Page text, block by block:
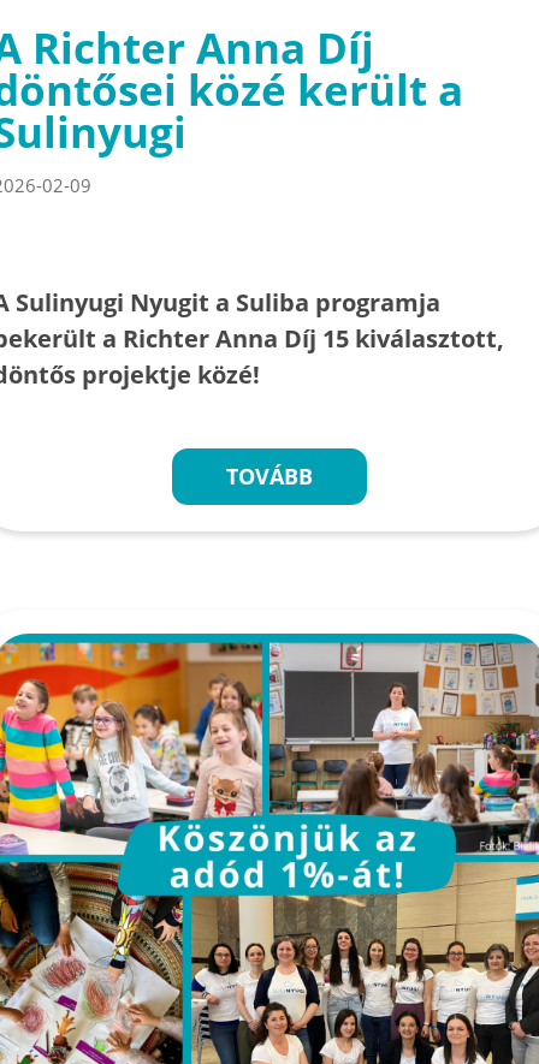
Richter Anna Díj
közé került a
02-09
Sulinyugi Nyugit a Suliba programja
a Richter Anna Díj 15 kiválasztott,
projektje közé!
TOVÁBB